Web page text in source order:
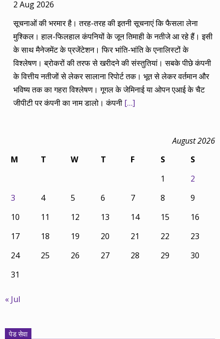
2 Aug 2026
सूचनाओं की भरमार है। तरह-तरह की इतनी सूचनाएं कि फैसला लेना
मुश्किल। हाल-फिलहाल कंपनियों के जून तिमाही के नतीजे आ रहे हैं। इसी
के साथ मैनेजमेंट के प्रजेंटेशन। फिर भांति-भांति के एनालिस्टों के
विश्लेषण। ब्रोकरों की तरफ से खरीदने की संस्तुतियां। सबके पीछे कंपनी
के वित्तीय नतीजों से लेकर सालाना रिपोर्ट तक। भूत से लेकर वर्तमान और
भविष्य तक का गहरा विश्लेषण। गूगल के जेमिनाई या ओपन एआई के चैट
जीपीटी पर कंपनी का नाम डालो। कंपनी […]
August 2026
M
T W T F S
S
1
2
3
4 5 6 7 8
9
10
11 12 13 14 15
16
17
18 19 20 21 22
23
24
25 26 27 28 29
30
31
« Jul
पेड सेवा